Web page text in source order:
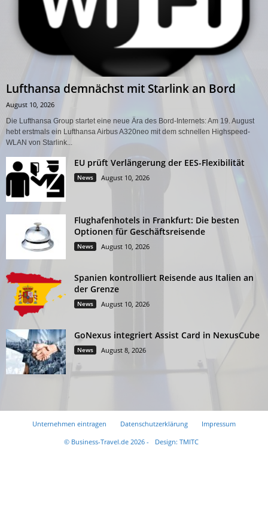
Lufthansa demnächst mit Starlink an Bord
August 10, 2026
Die Lufthansa Group startet eine neue Ära des Bord-Internets: Am 19. August
hebt erstmals ein Lufthansa Airbus A320neo mit dem schnellen Highspeed-
WLAN von Starlink...
EU prüft Verlängerung der EES-Flexibilität
News August 10, 2026
Flughafenhotels in Frankfurt: Die besten
Optionen für Geschäftsreisende
News August 10, 2026
Spanien kontrolliert Reisende aus Italien an
der Grenze
News August 10, 2026
GoNexus integriert Assist Card in NexusCube
News August 8, 2026
Unternehmen eintragen Datenschutzerklärung
Impressum
© Business-Travel.de 2026 -
Design: TMITC